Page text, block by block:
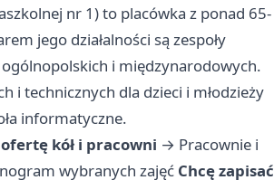
nr 1) to placówka z ponad 65-
jego działalności są zespoły
ogólnopolskich i międzynarodowych.
i technicznych dla dzieci i młodzieży
informatyczne.
kół i pracowni → Pracownie i
wybranych zajęć Chcę zapisać